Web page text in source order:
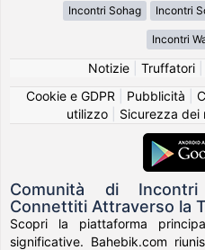
Incontri Sohag Incontri
Incontri
Notizie| Truffatori|
Cookie e GDPR
Pubblicità
utilizzo| Sicurezza dei
Comunità di
Connettiti Attraverso la
Scopri la piattaforma
significative. Bahebik.com